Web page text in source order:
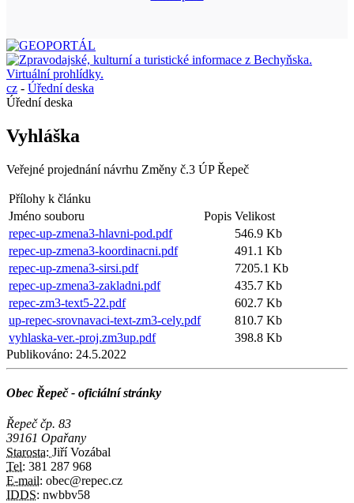
cz - Úřední deska
Úřední deska
Vyhláška
Veřejné projednání návrhu Změny č.3 ÚP Řepeč
Přílohy k článku
Jméno souboru
Popis Velikost
repec-up-zmena3-hlavni-pod.pdf
546.9 Kb
repec-up-zmena3-koordinacni.pdf
491.1 Kb
repec-up-zmena3-sirsi.pdf
7205.1 Kb
repec-up-zmena3-zakladni.pdf
435.7 Kb
repec-zm3-text5-22.pdf
602.7 Kb
up-repec-srovnavaci-text-zm3-cely.pdf
810.7 Kb
vyhlaska-ver.-proj.zm3up.pdf
398.8 Kb
Publikováno: 24.5.2022
Obec Řepeč - oficiální stránky
Řepeč čp. 83
39161 Opařany
Starosta: Jiří Vozábal
Tel: 381 287 968
E-mail: obec@repec.cz
IDDS: nwbbv58